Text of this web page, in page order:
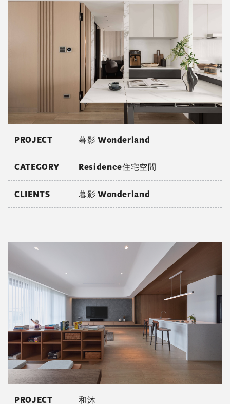
PROJECT 暮影 Wonderland
CATEGORY Residence住宅空間
CLIENTS 暮影 Wonderland
PROJECT 和沐